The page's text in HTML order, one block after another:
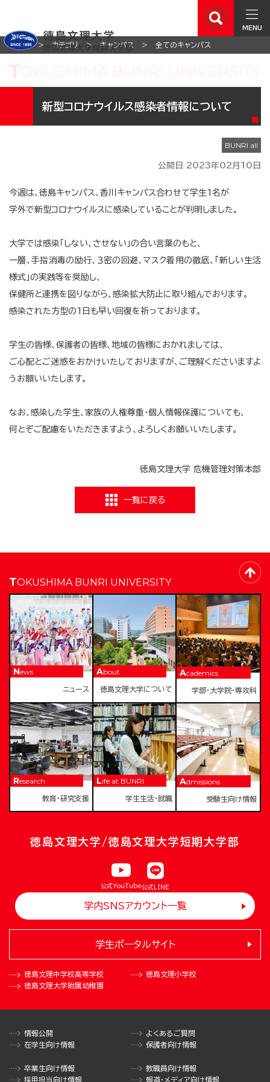
MENU
ホーム カテゴリ キャンパス 全てのキャンパス
新型コロナウイルス感染者情報について
公開日 2023年02月10日
今週は、徳島キャンパス、香川キャンパス合わせて学生1名が
学外で新型コロナウイルスに感染していることが判明しました。
大学では感染「しない、させない」の合い言葉のもと、
一層、手指消毒の励行、３密の回避、マスク着用の徹底、「新しい生活
様式」の実践等を奨励し、
保健所と連携を図りながら、感染拡大防止に取り組んでおります。
感染された方型の1日も早い回復を祈っております。
学生の皆様、保護者の皆様、地域の皆様におかれましては、
ご心配とご迷惑をおかけいたしておりますが、ご理解くださいますよ
うお願いいたします。
なお、感染した学生、家族の人権尊重・個人情報保護についても、
何とぞご配慮をいただきますよう、よろしくお願いいたします。
徳島文理大学 危機管理対策本部
一覧に戻る
TOKUSHIMA BUNRI UNIVERSITY
News
ニュース
About
徳島文理大学について
Academics
学部・大学院・専攻科
Research
教育・研究支援
Life at BUNRI
学生生活・就職
Admissions
受験生向け情報
徳島文理大学/徳島文理大学短期大学部
公式YouTube公式LINE
学内SNSアカウント一覧
徳島文理中学校高等学校
徳島文理小学校
徳島文理大学附属幼稚園
学生ポータルサイト
情報公開
よくあるご質問
在学生向け情報
保護者向け情報
卒業生向け情報
教職員向け情報
採用担当向け情報
報道・メディア向け情報